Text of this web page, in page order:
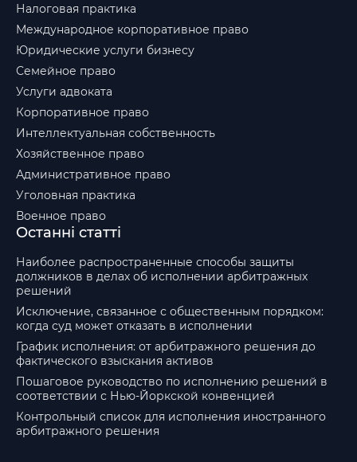
Налоговая практика
Международное корпоративное право
Юридические услуги бизнесу
Семейное право
Услуги адвоката
Корпоративное право
Интеллектуальная собственность
Хозяйственное право
Административное право
Уголовная практика
Военное право
Останні статті
Наиболее распространенные способы защиты
должников в делах об исполнении арбитражных
решений
Исключение, связанное с общественным порядком:
когда суд может отказать в исполнении
График исполнения: от арбитражного решения до
фактического взыскания активов
Пошаговое руководство по исполнению решений в
соответствии с Нью-Йоркской конвенцией
Контрольный список для исполнения иностранного
арбитражного решения